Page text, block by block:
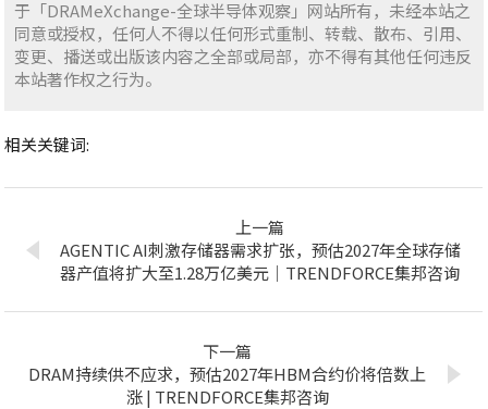
于「DRAMeXchange-全球半导体观察」网站所有，未经本站之
同意或授权，任何人不得以任何形式重制、转载、散布、引用、
变更、播送或出版该内容之全部或局部，亦不得有其他任何违反
本站著作权之行为。
相关关键词:
上一篇
AGENTIC AI刺激存储器需求扩张，预估2027年全球存储
器产值将扩大至1.28万亿美元｜TRENDFORCE集邦咨询
下一篇
DRAM持续供不应求，预估2027年HBM合约价将倍数上
涨 | TRENDFORCE集邦咨询